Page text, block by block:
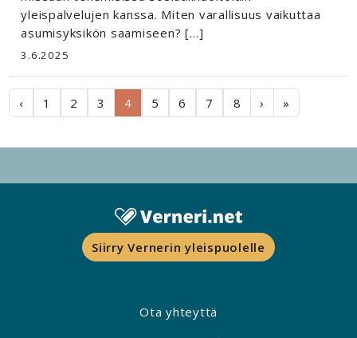
yleispalvelujen kanssa. Miten varallisuus vaikuttaa
asumisyksikön saamiseen? […]
3.6.2025
‹ 1 2 3 4 5 6 7 8 › »
Siirry Vernerin yleispuolelle
Ota yhteyttä